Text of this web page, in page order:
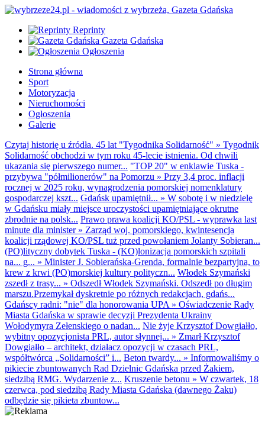
Reprinty
Gazeta Gdańska
Ogłoszenia
Strona główna
Sport
Motoryzacja
Nieruchomości
Ogłoszenia
Galerie
Czytaj historię u źródła. 45 lat "Tygodnika Solidarność" » Tygodnik
Solidarność obchodzi w tym roku 45-lecie istnienia. Od chwili
ukazania się pierwszego numer... "TOP 20" w enklawie Tuska -
przybywa "półmilionerów" na Pomorzu » Przy 3,4 proc. inflacji
rocznej w 2025 roku, wynagrodzenia pomorskiej nomenklatury
gospodarczej kszt... Gdańsk upamiętnił... » W sobotę i w niedzielę
w Gdańsku miały miejsce uroczystości upamiętniające okrutne
zbrodnie na polsk... Prawo prawa koalicji KO/PSL - wyprawka last
minute dla minister» Zarząd woj. pomorskiego, kwintesencja
koalicji rządowej KO/PSL tuż przed powołaniem Jolanty Sobieran...
(PO)lityczny dobytek Tuska - (KO)lonizacja pomorskich szpitali
na... g... » Minister J. Sobierańska-Grenda, formalnie bezpartyjna, to
krew z krwi (PO)morskiej kultury polityczn... Włodek Szymański
zszedł z trasy... » Odszedł Włodek Szymański. Odszedł po długim
marszu.Przemykał dyskretnie po różnych redakcjach, gdańs...
Gdańscy radni: "nie" dla honorowania UPA » Oświadczenie Rady
Miasta Gdańska w sprawie decyzji Prezydenta Ukrainy
Wołodymyra Zełenskiego o nadan... Nie żyje Krzysztof Dowgiałło,
wybitny opozycjonista PRL, autor słynnej... » Zmarł Krzysztof
Dowgiałło – architekt, działacz opozycji w czasach PRL,
współtwórca „Solidarności” i... Beton twardy... » Informowaliśmy o
pikiecie zbuntowanych Rad Dzielnic Gdańska przed Żakiem,
siedzibą RMG. Wydarzenie z... Kruszenie betonu » W czwartek, 18
czerwca, pod siedzibą Rady Miasta Gdańska (dawnego Żaku)
odbędzie się pikieta zbuntow...